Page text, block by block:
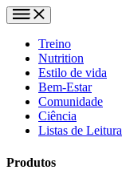
Treino
Nutrition
Estilo de vida
Bem-Estar
Comunidade
Ciência
Listas de Leitura
Produtos